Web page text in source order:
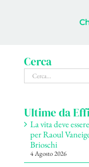
Cerca
Cerca
per:
Ultime da
La vita deve
per Raoul
Brioschi
4 Agosto 2026